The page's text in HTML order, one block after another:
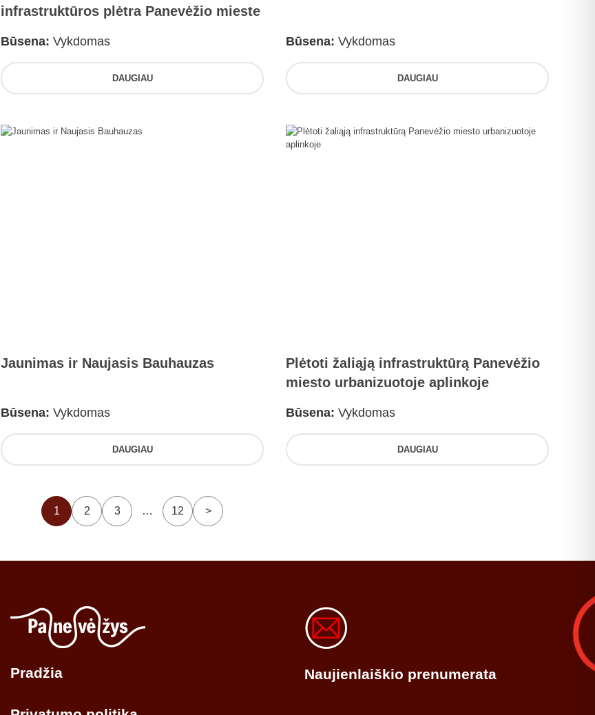
infrastruktūros plėtra Panevėžio mieste
Būsena: Vykdomas
DAUGIAU
Būsena: Vykdomas
DAUGIAU
Jaunimas ir Naujasis Bauhauzas
Būsena: Vykdomas
DAUGIAU
Plėtoti žaliąją infrastruktūrą Panevėžio
miesto urbanizuotoje aplinkoje
Būsena: Vykdomas
DAUGIAU
1 2 3 … 12 >
Pradžia Naujienlaiškio prenumerata